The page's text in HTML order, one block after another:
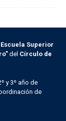
Escuela Superior
del Círculo de
y 3º año de
de